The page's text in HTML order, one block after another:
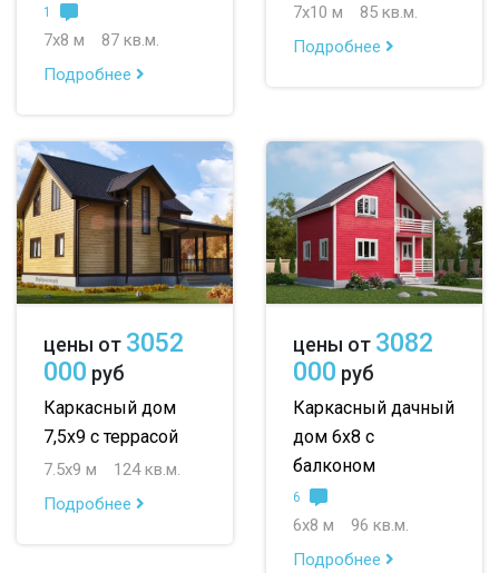
1
7х8 м
87 кв.м.
Подробнее
7х10 м
85 кв.м.
Подробнее
цены от 3052
000 руб
Каркасный дом
7,5х9 с террасой
7.5х9 м
124 кв.м.
Подробнее
цены от 3082
000 руб
Каркасный дачный
дом 6х8 с
балконом
6
6х8 м
96 кв.м.
Подробнее